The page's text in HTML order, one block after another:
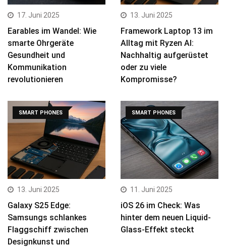
17. Juni 2025
Earables im Wandel: Wie
smarte Ohrgeräte
Gesundheit und
Kommunikation
revolutionieren
13. Juni 2025
Framework Laptop 13 im
Alltag mit Ryzen AI:
Nachhaltig aufgerüstet
oder zu viele
Kompromisse?
SMART PHONES
13. Juni 2025
Galaxy S25 Edge:
Samsungs schlankes
Flaggschiff zwischen
Designkunst und
SMART PHONES
11. Juni 2025
iOS 26 im Check: Was
hinter dem neuen Liquid-
Glass-Effekt steckt